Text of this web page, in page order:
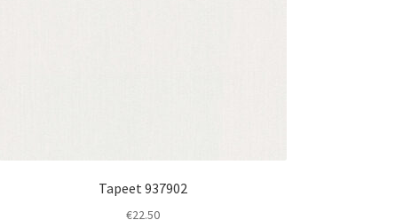
Tapeet 937902
€22.50